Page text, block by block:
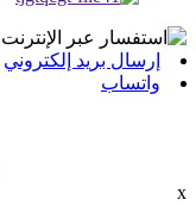
إرسال بريد إلكتروني
واتساب
x